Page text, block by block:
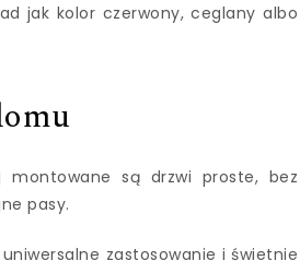
jak kolor czerwony, ceglany albo
montowane są drzwi proste, bez
pasy.
zastosowanie i świetnie